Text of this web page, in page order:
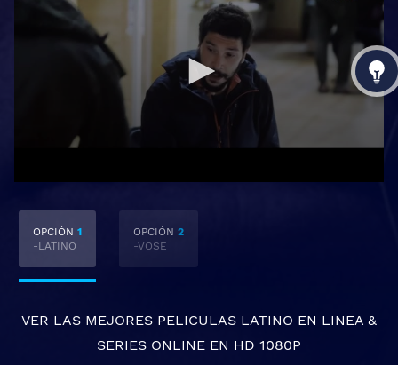
OPCIÓN 1
-LATINO
OPCIÓN 2
-VOSE
VER LAS MEJORES PELICULAS LATINO EN LINEA &
SERIES ONLINE EN HD 1080P